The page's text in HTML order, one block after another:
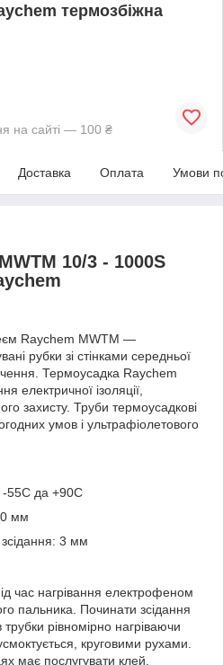
термозбіжна
на сайті — 100 ₴
Доставка Оплата Умови
10/3 - 1000S
Raychem MWTM —
рубки зі стінками середньої
Термоусадка Raychem
електричної ізоляції,
захисту. Труби термоусадкові
умов і ультрафіолетового
-55С да +90С
мм
зсідання: 3 мм
час нагрівання електрофеном
пальника. Починати зсідання
рівномірно нагріваючи
круговими рухами.
має послугувати клей.